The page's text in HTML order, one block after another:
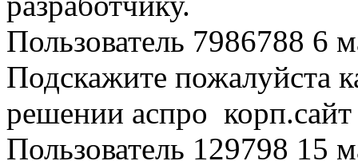
Пользователь 7986788 6
Подскажите пожалуйста
решении аспро
Пользователь 129798 15